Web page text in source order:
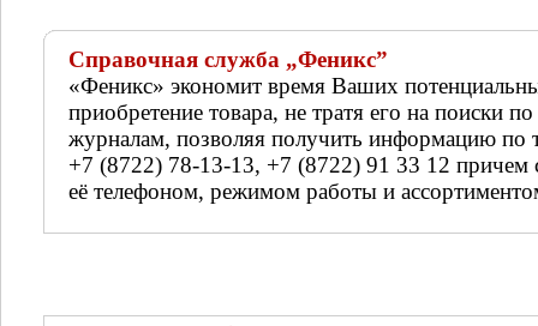
Справочная служба „Феникс”
«Феникс» экономит время Ваших
приобретение товара, не тратя его на поиски
журналам, позволяя получить информацию по
+7 (8722) 78-13-13, +7 (8722) 91 33 12
её телефоном, режимом работы и